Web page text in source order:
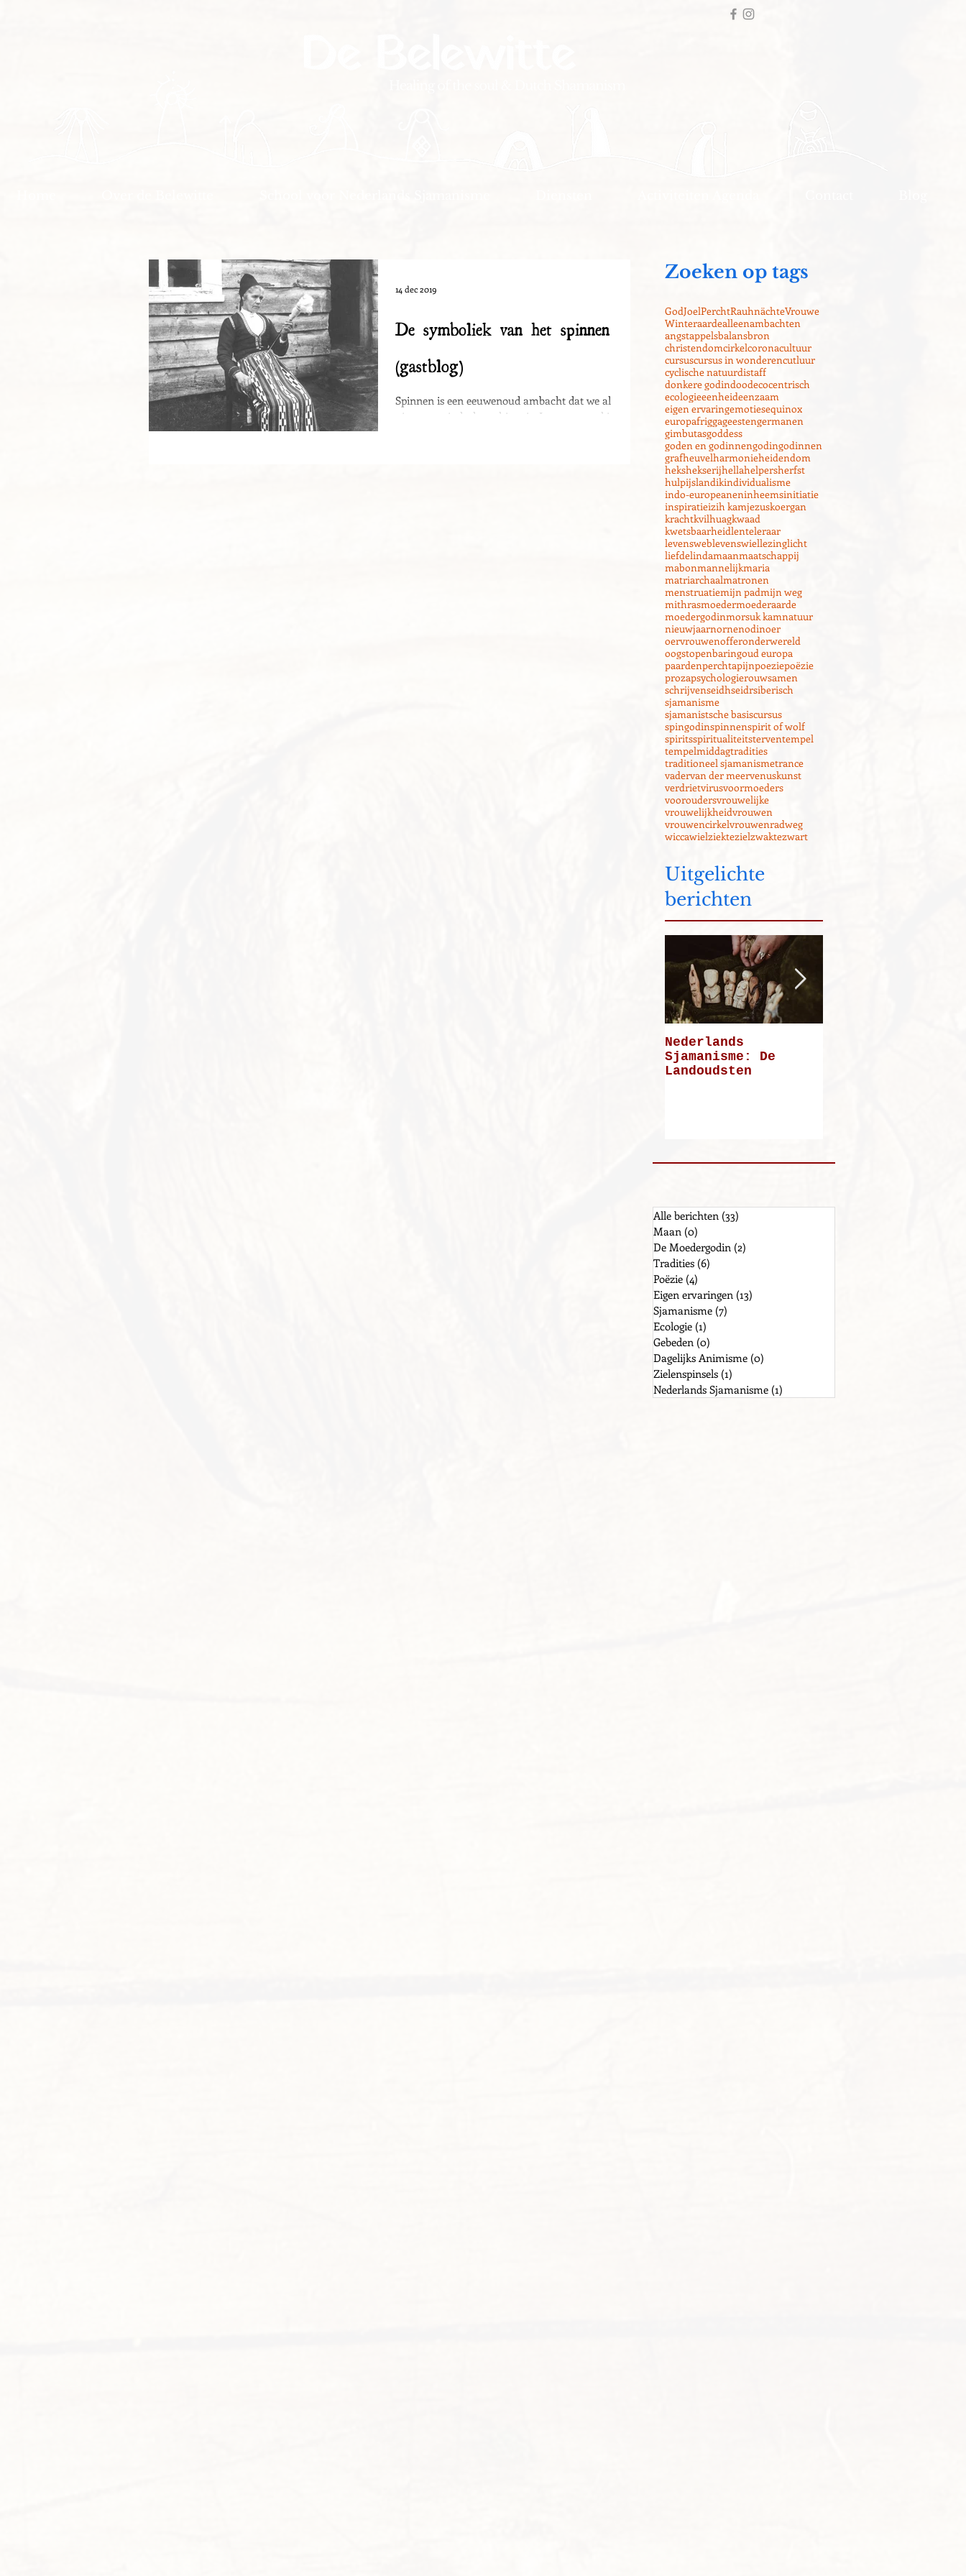
De symboliek van het spinnen
(gastblog)
Spinnen is een eeuwenoud ambacht dat we al
uitvoeren sinds de prehistorie. In samenwerking met
14 dec 2019
Zoeken op tags
GodJoelPerchtRauhnächteVrouwe
Winteraardealleenambachten
angstappelsbalansbron
christendomcirkelcoronacultuur
cursuscursus in wonderencutluur
cyclische natuurdistaff
donkere godindoodecocentrisch
ecologieeenheideenzaam
eigen ervaringemotiesequinox
europafriggageestengermanen
gimbutasgoddess
goden en godinnengodingodinnen
grafheuvelharmonieheidendom
hekshekserijhellahelpersherfst
hulpijslandikindividualisme
indo-europeaneninheemsinitiatie
inspiratieizih kamjezuskoergan
krachtkvilhuagkwaad
kwetsbaarheidlenteleraar
levensweblevenswiellezinglicht
liefdelindamaanmaatschappij
mabonmannelijkmaria
matriarchaalmatronen
menstruatiemijn padmijn weg
mithrasmoedermoederaarde
moedergodinmorsuk kamnatuur
nieuwjaarnornenodinoer
oervrouwenofferonderwereld
oogstopenbaringoud europa
paardenperchtapijnpoeziepoëzie
prozapsychologierouwsamen
schrijvenseidhseidrsiberisch
sjamanisme
sjamanistsche basiscursus
spingodinspinnenspirit of wolf
spiritsspiritualiteitsterventempel
tempelmiddagtradities
traditioneel sjamanismetrance
vadervan der meervenuskunst
verdrietvirusvoormoeders
vooroudersvrouwelijke
vrouwelijkheidvrouwen
vrouwencirkelvrouwenradweg
wiccawielziektezielzwaktezwart
Uitgelichte
berichten
Nederlands
Sjamanisme: De
Landoudsten
Alle berichten (33)
Maan (0)
De Moedergodin (2)
Tradities (6)
Poëzie (4)
Eigen ervaringen (13)
Sjamanisme (7)
Ecologie (1)
Gebeden (0)
Dagelijks Animisme (0)
Zielenspinsels (1)
Nederlands Sjamanisme (1)